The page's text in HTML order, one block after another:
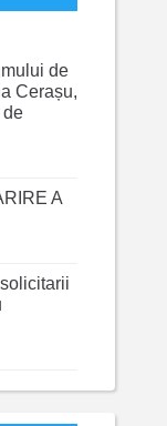
de
Cerașu,
de
A